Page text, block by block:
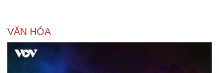
VĂN HÓA